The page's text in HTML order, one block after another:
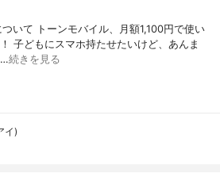
いて トーンモバイル、月額1,100円で使い
子どもにスマホ持たせたいけど、あんま
…続きを見る
イ)